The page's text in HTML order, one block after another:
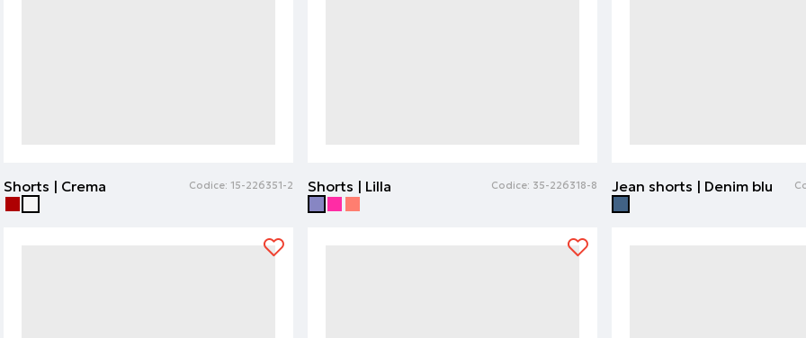
Shorts | Crema Codice: 15-226351-2 Shorts | Lilla Codice: 35-226318-8 Jean shorts | Denim blu